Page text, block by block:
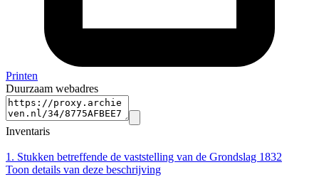
Printen
Duurzaam webadres
Inventaris
1. Stukken betreffende de vaststelling van de Grondslag 1832
Toon details van deze beschrijving